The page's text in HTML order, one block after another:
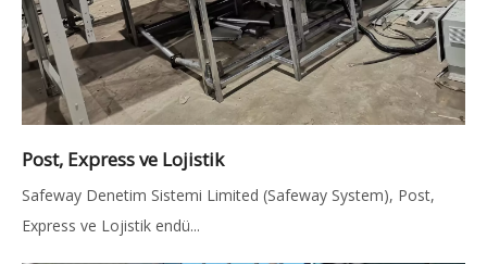
Post, Express ve Lojistik
Safeway Denetim Sistemi Limited (Safeway System), Post,
Express ve Lojistik endü...